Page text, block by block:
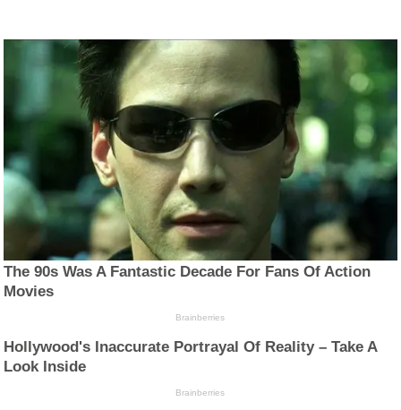
The 90s Was A Fantastic Decade For Fans Of Action
Movies
Brainberries
Hollywood's Inaccurate Portrayal Of Reality – Take A
Look Inside
Brainberries